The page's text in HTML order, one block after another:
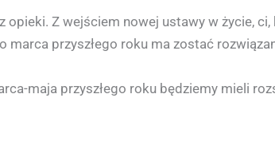
opieki. Z wejściem nowej ustawy w życie,
marca przyszłego roku ma zostać
maja przyszłego roku będziemy mieli